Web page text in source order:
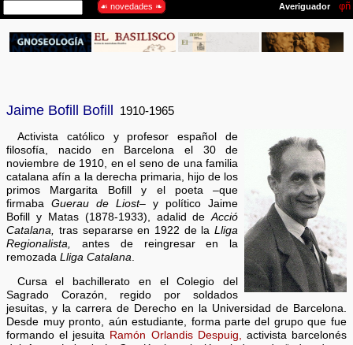
Jaime Bofill Bofill 1910-1965
Activista católico y profesor español de
filosofía, nacido en Barcelona el 30 de
noviembre de 1910, en el seno de una familia
catalana afín a la derecha primaria, hijo de los
primos Margarita Bofill y el poeta –que
firmabaGuerau de Liost– y político Jaime
Bofill y Matas (1878-1933), adalid deAcció
Catalana, tras separarse en 1922 de laLliga
Regionalista, antes de reingresar en la
remozadaLliga Catalana.
Cursa el bachillerato en el Colegio del
Sagrado Corazón, regido por soldados
jesuitas, y la carrera de Derecho en la Universidad de Barcelona.
Desde muy pronto, aún estudiante, forma parte del grupo que fue
formando el jesuita Ramón Orlandis Despuig,
activista barcelonés